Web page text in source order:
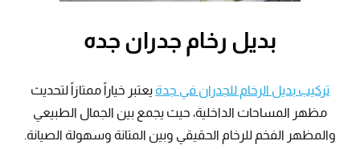
بديل رخام جدران جده
تركيب بديل الرخام للجدران في جدة يعتبر خياراً ممتازاً لتحديث
مظهر المساحات الداخلية، حيث يجمع بين الجمال الطبيعي
والمظهر الفخم للرخام الحقيقي وبين المتانة وسهولة الصيانة.